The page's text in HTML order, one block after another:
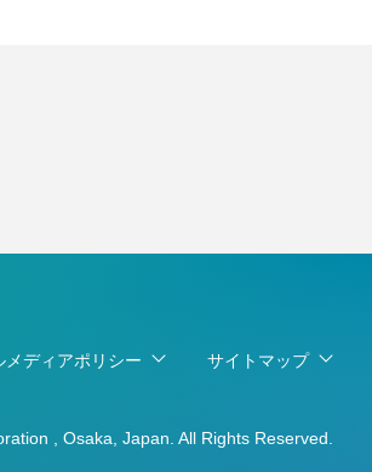
メディアポリシー サイトマップ
, Osaka, Japan. All Rights Reserved.